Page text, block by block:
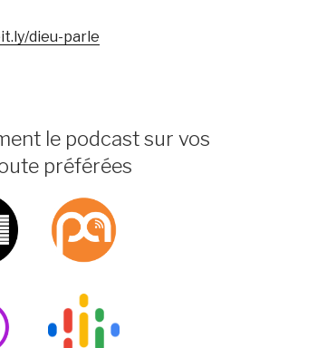
dieu-parle
le podcast sur vos
préférées